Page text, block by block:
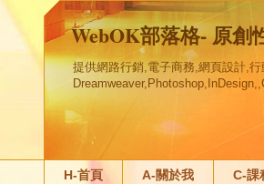
WebOK部落格- 原創
提供網路行銷,電子商務,網頁設計,
H-首頁 A-關於我 C-課